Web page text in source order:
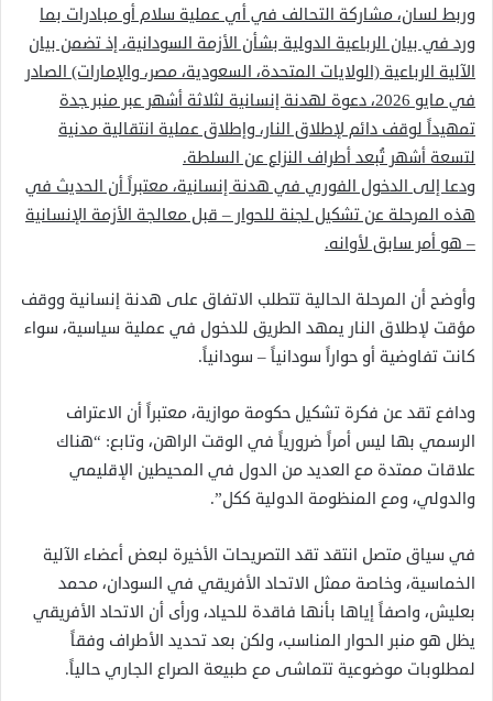
وربط لسان، مشاركة التحالف في أي عملية سلام أو مبادرات بما
ورد في بيان الرباعية الدولية بشأن الأزمة السودانية، إذ تضمن بيان
الآلية الرباعية (الولايات المتحدة، السعودية، مصر، والإمارات) الصادر
في مايو 2026، دعوة لهدنة إنسانية لثلاثة أشهر عبر منبر جدة
تمهيداً لوقف دائم لإطلاق النار، وإطلاق عملية انتقالية مدنية
لتسعة أشهر تُبعد أطراف النزاع عن السلطة.
ودعا إلى الدخول الفوري في هدنة إنسانية، معتبراً أن الحديث في
هذه المرحلة عن تشكيل لجنة للحوار – قبل معالجة الأزمة الإنسانية
– هو أمر سابق لأوانه.
وأوضح أن المرحلة الحالية تتطلب الاتفاق على هدنة إنسانية ووقف
مؤقت لإطلاق النار يمهد الطريق للدخول في عملية سياسية، سواء
كانت تفاوضية أو حواراً سودانياً – سودانياً.
ودافع تقد عن فكرة تشكيل حكومة موازية، معتبراً أن الاعتراف
الرسمي بها ليس أمراً ضرورياً في الوقت الراهن، وتابع: “هناك
علاقات ممتدة مع العديد من الدول في المحيطين الإقليمي
والدولي، ومع المنظومة الدولية ككل”.
في سياق متصل انتقد تقد التصريحات الأخيرة لبعض أعضاء الآلية
الخماسية، وخاصة ممثل الاتحاد الأفريقي في السودان، محمد
بعليش، واصفاً إياها بأنها فاقدة للحياد، ورأى أن الاتحاد الأفريقي
يظل هو منبر الحوار المناسب، ولكن بعد تحديد الأطراف وفقاً
لمطلوبات موضوعية تتماشى مع طبيعة الصراع الجاري حالياً.